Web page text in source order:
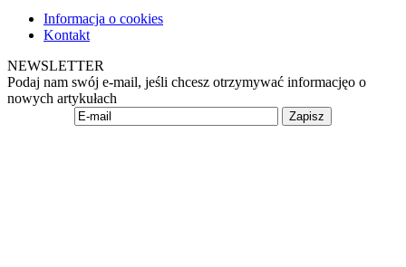
Informacja o cookies
Kontakt
NEWSLETTER
Podaj nam swój e-mail, jeśli chcesz otrzymywać informacjęo o
nowych artykułach
Zapisz